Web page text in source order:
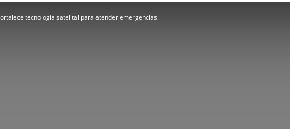
tecnología satelital para atender emergencias